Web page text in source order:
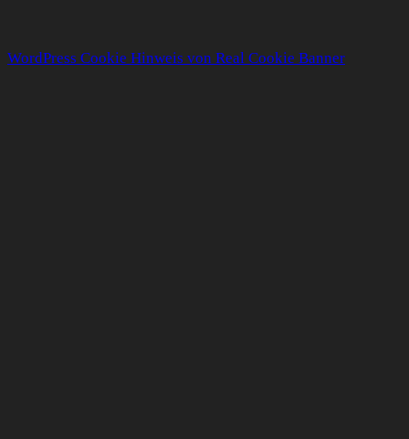
WordPress Cookie Hinweis von Real Cookie Banner